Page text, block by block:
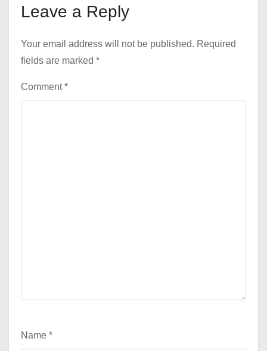
Leave a Reply
Your email address will not be published. Required
fields are marked *
Comment*
Name *